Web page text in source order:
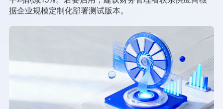
据企业规模定制化部署测试版本。